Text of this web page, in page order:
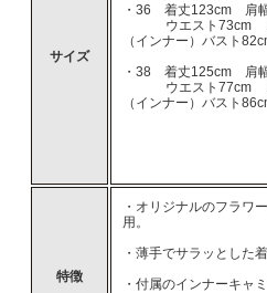
サイズ
・36 着丈123cm 肩
ウエスト73cm ヒ
（インナー）バスト
・38 着丈125cm 肩
ウエスト77cm ヒ
（インナー）バスト
特徴
・オリジナルのフラワ
用。
・薄手でサラッとした
・付属のインナーキャ